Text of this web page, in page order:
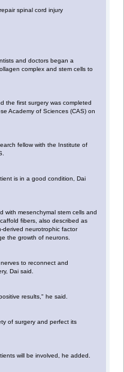
spinal cord injury
and doctors began a
complex and stem cells to
the first surgery was completed
Academy of Sciences (CAS) on
fellow with the Institute of
is in a good condition, Dai
with mesenchymal stem cells and
fibers, also described as
derived neurotrophic factor
the growth of neurons.
to reconnect and
Dai said.
results," he said.
of surgery and perfect its
will be involved, he added.